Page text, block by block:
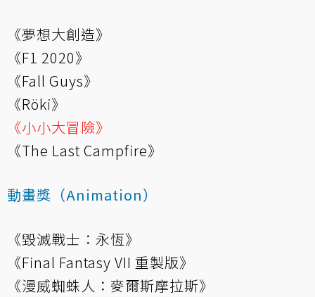
《夢想大創造》
《F1 2020》
《Fall Guys》
《Röki》
《小小大冒險》
《The Last Campfire》
動畫獎（Animation）
《毀滅戰士：永恆》
《Final Fantasy VII 重製版》
《漫威蜘蛛人：麥爾斯摩拉斯》